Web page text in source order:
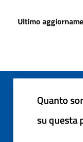
Ultimo
Quanto
su questa